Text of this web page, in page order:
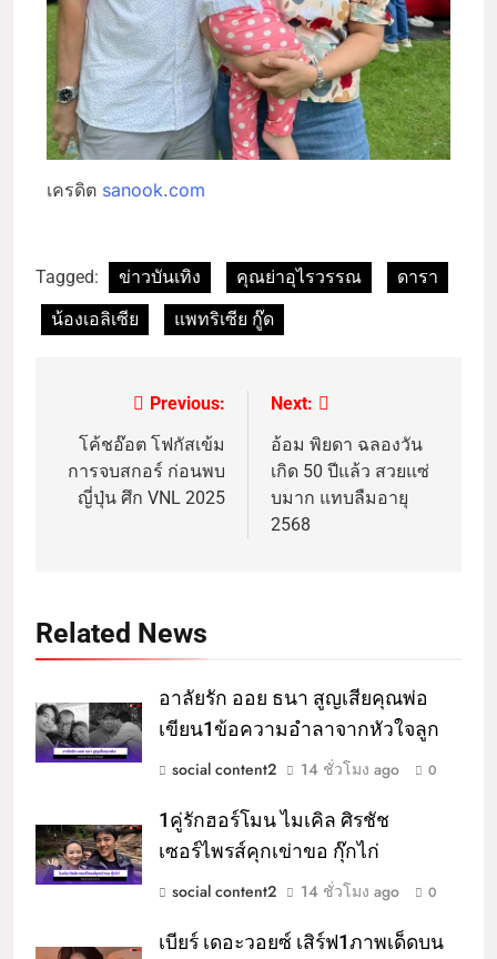
เครดิต sanook.com
Tagged: ข่าวบันเทิง คุณย่าอุไรวรรณ
ดารา
น้องเอลิเซีย
แพทริเซีย กู๊ด
Previous:
โค้ชอ๊อต โฟกัสเข้ม
การจบสกอร์ ก่อนพบ
ญี่ปุ่น ศึก VNL 2025
Next:
อ้อม พิยดา ฉลองวัน
เกิด 50 ปีแล้ว สวยแซ่
บมาก แทบลืมอายุ
2568
Related News
อาลัยรัก ออย ธนา สูญเสียคุณพ่อ
เขียน1ข้อความอำลาจากหัวใจลูก
social content2
14 ชั่วโมง ago 0
1คู่รักฮอร์โมน ไมเคิล ศิรชัช
เซอร์ไพรส์คุกเข่าขอ กุ๊กไก่
social content2
14 ชั่วโมง ago 0
เบียร์ เดอะวอยซ์ เสิร์ฟ1ภาพเด็ดบน